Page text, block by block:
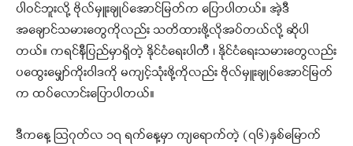
ပါဝင်ဘူးလို့ ဗိုလ်မှူးချုပ်အောင်မြတ်က ပြောပါတယ်။ အဲ့ဒီ
အချောင်သမားတွေကိုလည်း သတိထားဖို့လိုအပ်တယ်လို့ ဆိုပါ
တယ်။ ကရင်နီပြည်မှာရှိတဲ့ နိုင်ငံရေးပါတီ ၊ နိုင်ငံရေးသမားတွေလည်း
ပထွေးမျှော်ကိုးဝါဒကို မကျင့်သုံးဖို့ကိုလည်း ဗိုလ်မှူးချုပ်အောင်မြတ်
က ထပ်လောင်းပြောပါတယ်။
ဒီကနေ့ ဩဂုတ်လ ၁၇ ရက်နေ့မှာ ကျရောက်တဲ့ (၇၆)နှစ်မြောက်